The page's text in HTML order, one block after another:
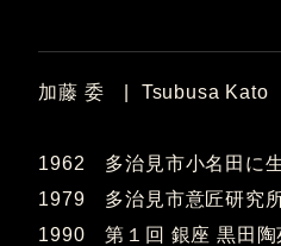
加藤 委 | Tsubusa Kato
1962 多治見市小名田に
1979 多治見市意匠研究
1990 第１回 銀座 黒田陶